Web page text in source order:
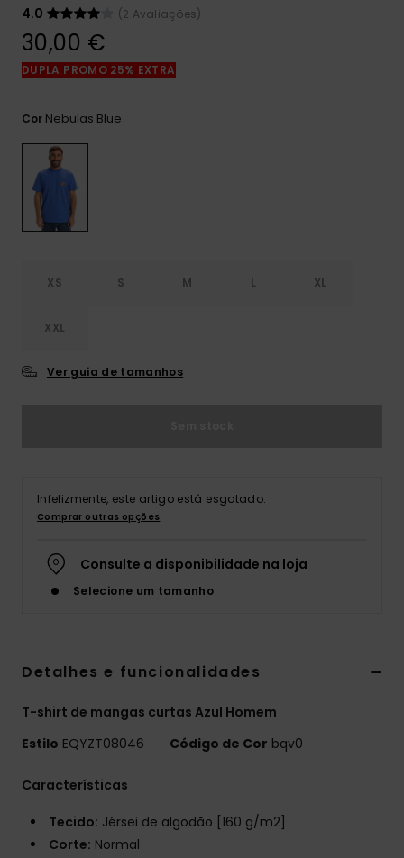
respostas
para as
frequentes e o
4.0
(2 Avaliações)
30,00 €
DUPLA PROMO 25% EXTRA
Cor Nebulas Blue
XS S M L XL
XXL
Ver guia de tamanhos
Infelizmente, este artigo está esgotado.
Comprar outras opções
Consulte a disponibilidade na loja
Selecione um tamanho
Detalhes e funcionalidades
T-shirt de mangas curtas Azul Homem
Estilo EQYZT08046 Código de Cor bqv0
Características
Tecido: Jérsei de algodão [160 g/m2]
Corte: Normal